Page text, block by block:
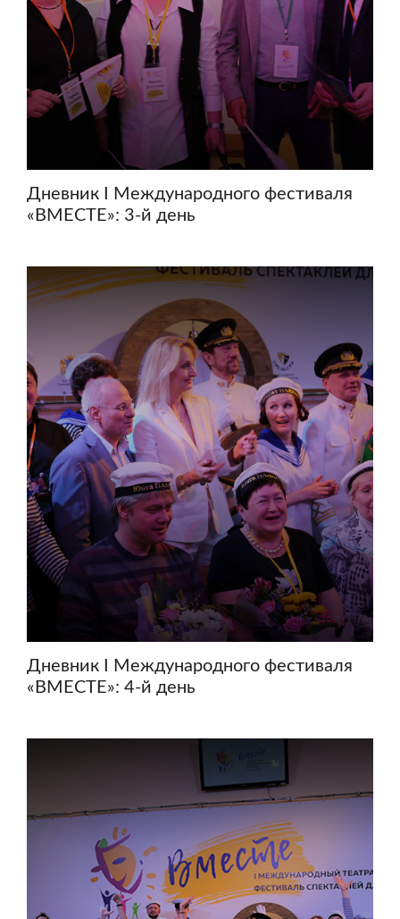
Дневник I Международного фестиваля
«ВМЕСТЕ»: 3-й день
Дневник I Международного фестиваля
«ВМЕСТЕ»: 4-й день